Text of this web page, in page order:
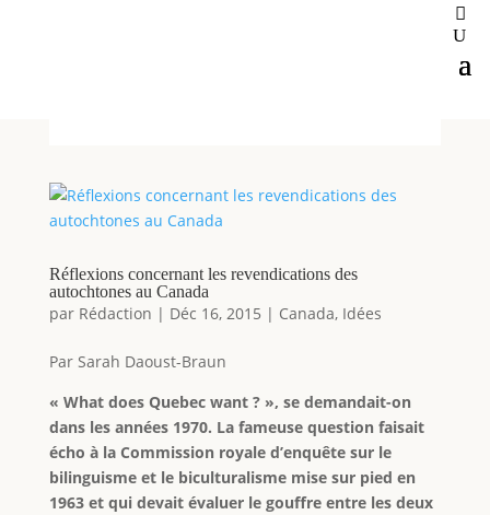
Réflexions concernant les revendications des
autochtones au Canada
par Rédaction | Déc 16, 2015 | Canada, Idées
Par Sarah Daoust-Braun
« What does Quebec want ? », se demandait-on
dans les années 1970. La fameuse question faisait
écho à la Commission royale d’enquête sur le
bilinguisme et le biculturalisme mise sur pied en
1963 et qui devait évaluer le gouffre entre les deux